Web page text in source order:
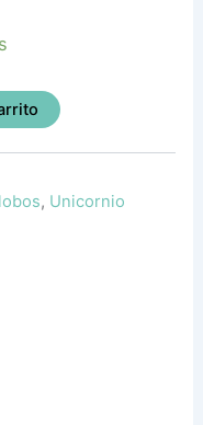
, Unicornio